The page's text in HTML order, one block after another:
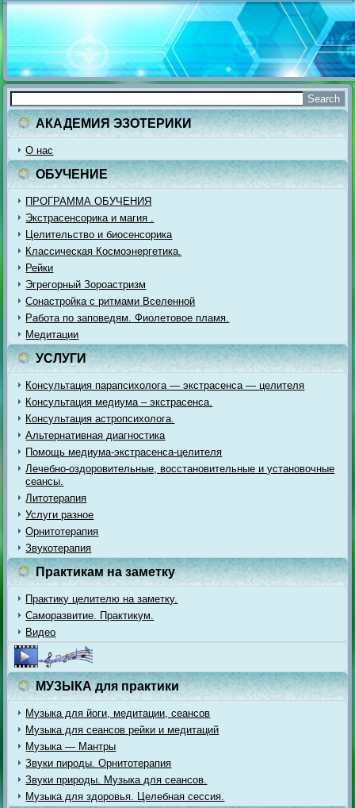
АКАДЕМИЯ ЭЗОТЕРИКИ
О нас
ОБУЧЕНИЕ
ПРОГРАММА ОБУЧЕНИЯ
Экстрасенсорика и магия .
Целительство и биосенсорика
Классическая Космоэнергетика.
Рейки
Эгрегорный Зороастризм
Сонастройка с ритмами Вселенной
Работа по заповедям. Фиолетовое пламя.
Медитации
УСЛУГИ
Консультация парапсихолога — экстрасенса — целителя
Консультация медиума – экстрасенса.
Консультация астропсихолога.
Альтернативная диагностика
Помощь медиума-экстрасенса-целителя
Лечебно-оздоровительные, восстановительные и установочные
сеансы.
Литотерапия
Услуги разное
Орнитотерапия
Звукотерапия
Практикам на заметку
Практику целителю на заметку.
Саморазвитие. Практикум.
Видео
МУЗЫКА для практики
Музыка для йоги, медитации, сеансов
Музыка для сеансов рейки и медитаций
Музыка — Мантры
Звуки пироды. Орнитотерапия
Звуки природы. Музыка для сеансов.
Музыка для здоровья. Целебная сессия.